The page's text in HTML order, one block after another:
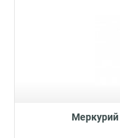
Меркурий